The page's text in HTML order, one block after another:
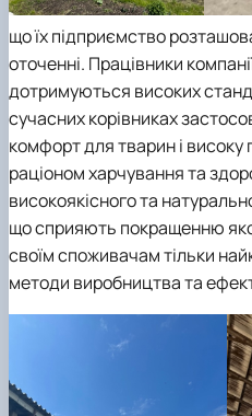
що їх підприємство
оточенні. Працівники
дотримуються високих
сучасних корівниках
комфорт для тварин і
раціоном харчування та
високоякісного та
що сприяють покращенню
своїм споживачам тільки
методи виробництва та